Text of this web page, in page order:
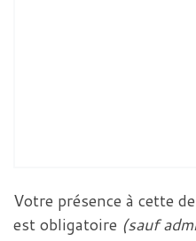
Votre présence à cette
est obligatoire (sauf